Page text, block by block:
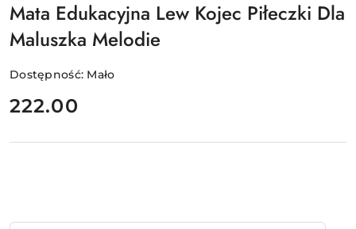
Mata Edukacyjna Lew Kojec Piłeczki Dla
Maluszka Melodie
Dostępność: Mało
cena:
222.00